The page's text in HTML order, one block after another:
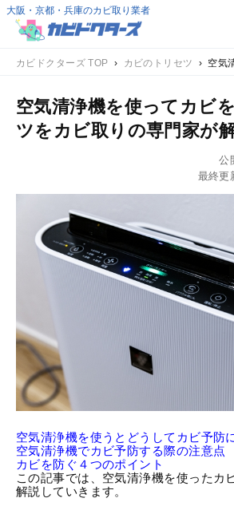
大阪・京都・兵庫のカビ取り業者
カビドクターズ TOP › カビのトリセツ › 空気
空気清浄機を使ってカビ
ツをカビ取りの専門家が
公
最終更
空気清浄機を使うとどうしてカビ予防
空気清浄機でカビ予防する際の注意点
カビを防ぐ４つのポイント
この記事では、空気清浄機を使ったカ
解説していきます。